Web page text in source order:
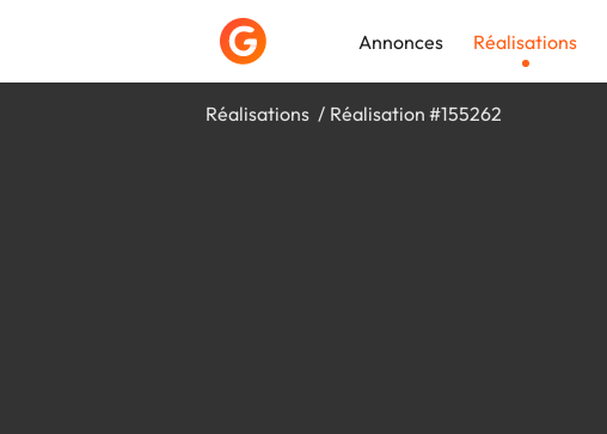
Annonces Réalisations
Réalisations Réalisation #155262